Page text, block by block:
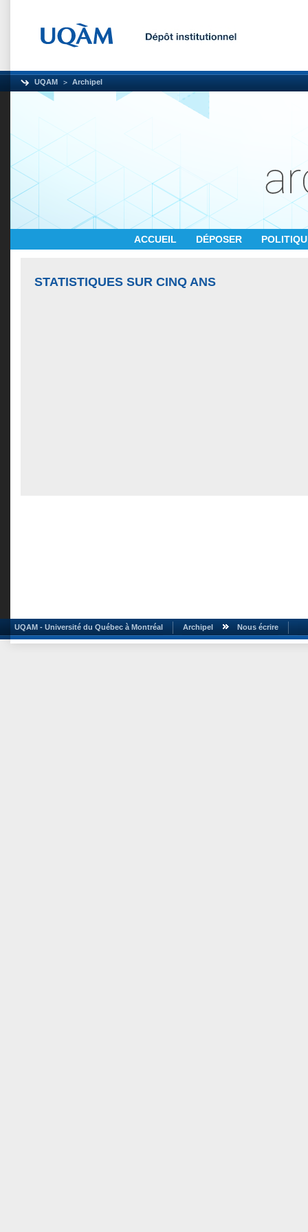
UQAM Archipel
ACCUEIL DÉPOSER
STATISTIQUES SUR CINQ ANS
UQAM - Université du Québec à Montréal Archipel Nous écrire